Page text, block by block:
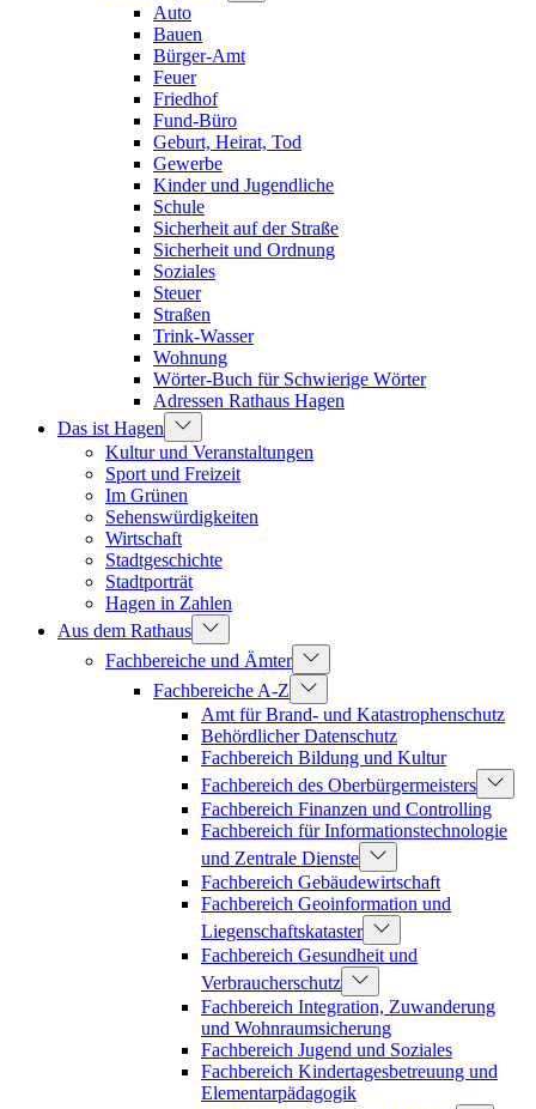
Auto
Bauen
Bürger-Amt
Feuer
Friedhof
Fund-Büro
Geburt, Heirat, Tod
Gewerbe
Kinder und Jugendliche
Schule
Sicherheit auf der Straße
Sicherheit und Ordnung
Soziales
Steuer
Straßen
Trink-Wasser
Wohnung
Wörter-Buch für Schwierige Wörter
Adressen Rathaus Hagen
Das ist Hagen
Kultur und Veranstaltungen
Sport und Freizeit
Im Grünen
Sehenswürdigkeiten
Wirtschaft
Stadtgeschichte
Stadtporträt
Hagen in Zahlen
Aus dem Rathaus
Fachbereiche und Ämter
Fachbereiche A-Z
Amt für Brand- und Katastrophenschutz
Behördlicher Datenschutz
Fachbereich Bildung und Kultur
Fachbereich des Oberbürgermeisters
Fachbereich Finanzen und Controlling
Fachbereich für Informationstechnologie
und Zentrale Dienste
Fachbereich Gebäudewirtschaft
Fachbereich Geoinformation und
Liegenschaftskataster
Fachbereich Gesundheit und
Verbraucherschutz
Fachbereich Integration, Zuwanderung
und Wohnraumsicherung
Fachbereich Jugend und Soziales
Fachbereich Kindertagesbetreuung und
Elementarpädagogik